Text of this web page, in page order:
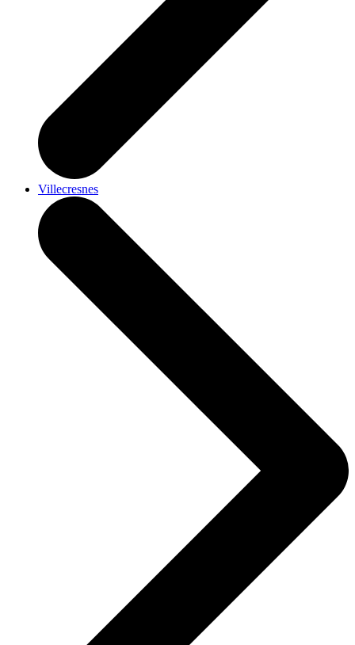
Villecresnes